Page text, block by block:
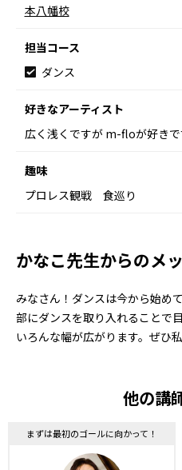
本八幡校
担当コース
ダンス
好きなアーティスト
広く浅くですが m-floが好き
趣味
プロレス観戦 食巡り
かなこ先生からのメ
みなさん！ダンスは今から始め
部にダンスを取り入れることで
いろんな幅が広がります。ぜひ
他の講
まずは最初のゴールに向かって！